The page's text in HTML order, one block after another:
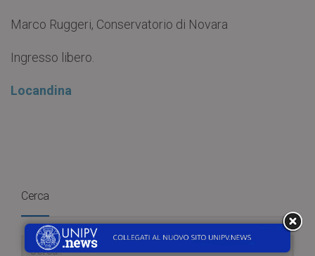
Marco Ruggeri, Conservatorio di Novara
Ingresso libero.
Locandina
Cerca